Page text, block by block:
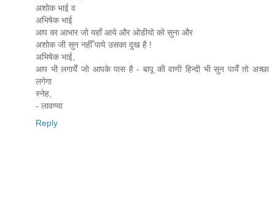
अशोक भाई व
अभिषेक भाई
आप का आभार जो यहाँ आये और ओडीयो को सुना और
अशोक जी सुन नहीँ पाये उसका दुख है !
अभिषेक भाई,
आप भी लगायेँ जो आपके पास है - बापू की वाणी हिन्दी भी सुन पायेँ तो अच्छा
लगेगा
स्नेह,
- लावण्या
Reply